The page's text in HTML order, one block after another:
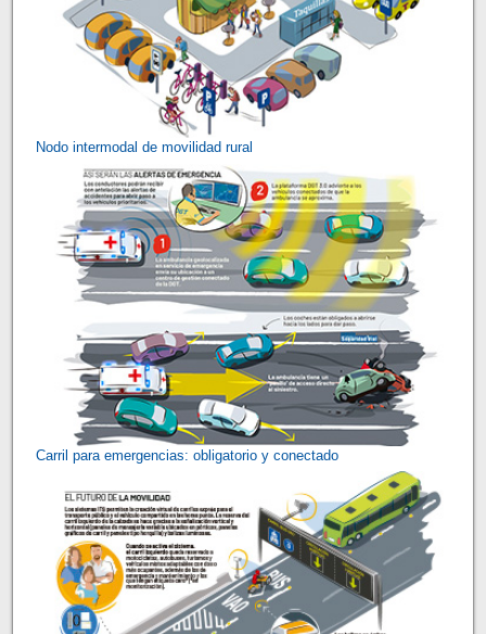
Nodo intermodal de movilidad rural
Carril para emergencias: obligatorio y conectado